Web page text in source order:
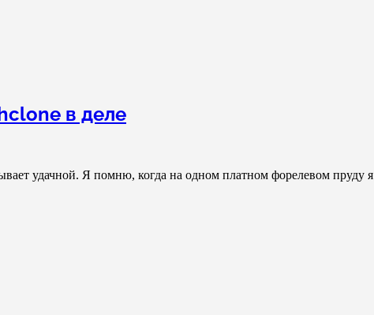
в деле
удачной. Я помню, когда на одном платном форелевом пруду я